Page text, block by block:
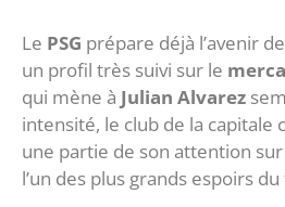
‎Le PSG prépare déjà l’avenir
un profil très suivi sur le
qui mène à Julian Alvarez
intensité, le club de la capitale
une partie de son attention sur
l’un des plus grands espoirs